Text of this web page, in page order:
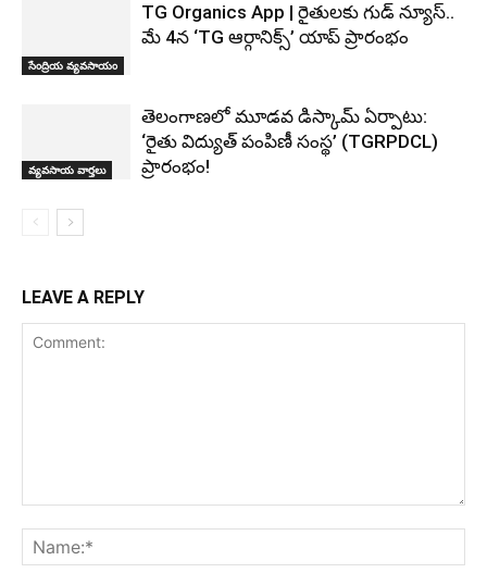
సేంద్రియ వ్యవసాయం
TG Organics App | రైతులకు గుడ్ న్యూస్..
మే 4న ‘TG ఆర్గానిక్స్’ యాప్ ప్రారంభం
వ్యవసాయ వార్తలు
తెలంగాణలో మూడవ డిస్కామ్ ఏర్పాటు:
‘రైతు విద్యుత్ పంపిణీ సంస్థ’ (TGRPDCL)
ప్రారంభం!
LEAVE A REPLY